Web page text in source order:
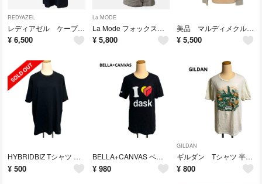
REDYAZEL
レディアゼル ケープカラーコート ブラック レディースSサイズ ウール秋冬先取り
¥ 6,500
La MODE
La Mode フォックスファー付きフードウールコート 38レディース秋冬先取り
¥ 5,800
美品 マルディメクルディ スクエアロゴ Vネックニット レディース 長袖
¥ 5,500
HYBRIDBIZ Tシャツ ブラック 無地 シンプル 半袖 大きいサイズ
¥ 500
BELLA+CANVAS ベラ キャンバス Tシャツ 半袖 男女兼用
¥ 980
GILDAN
ギルダン Tシャツ 半袖 コットン100% 男女兼用 夏 インナー 着替え
¥ 800